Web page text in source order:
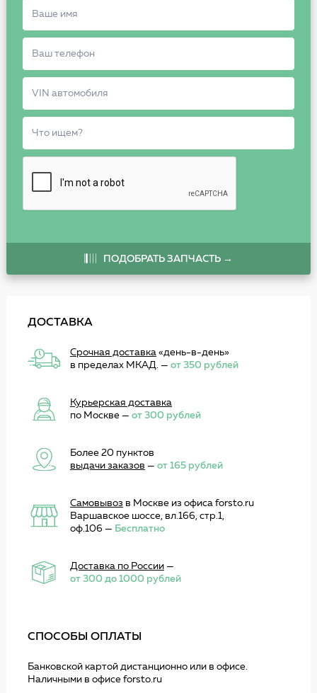
ПОДОБРАТЬ ЗАПЧАСТЬ →
ДОСТАВКА
Срочная доставка«день-в-день»
в пределах МКАД. — от 350 рублей
Курьерская доставка
по Москве — от 300 рублей
Более 20 пунктов
выдачи заказов — от 165 рублей
Самовывоз в Москве из офиса forsto.ru
Варшавское шоссе, вл.166, стр.1,
оф.106 — Бесплатно
Доставка по России—
от 300 до 1000 рублей
СПОСОБЫ ОПЛАТЫ
Банковской картой дистанционно или в офисе.
Наличными в офисе forsto.ru